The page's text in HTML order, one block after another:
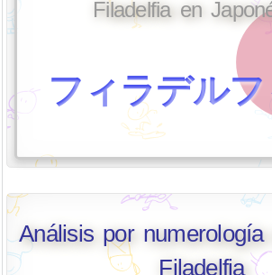
Filadelfia en
フィラデル
Análisis por
Filadelfia